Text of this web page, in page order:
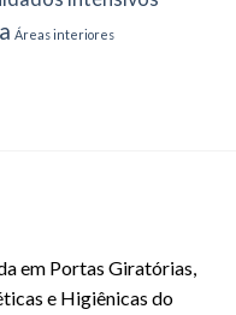
Áreas interiores
em Portas Giratórias,
e Higiênicas do